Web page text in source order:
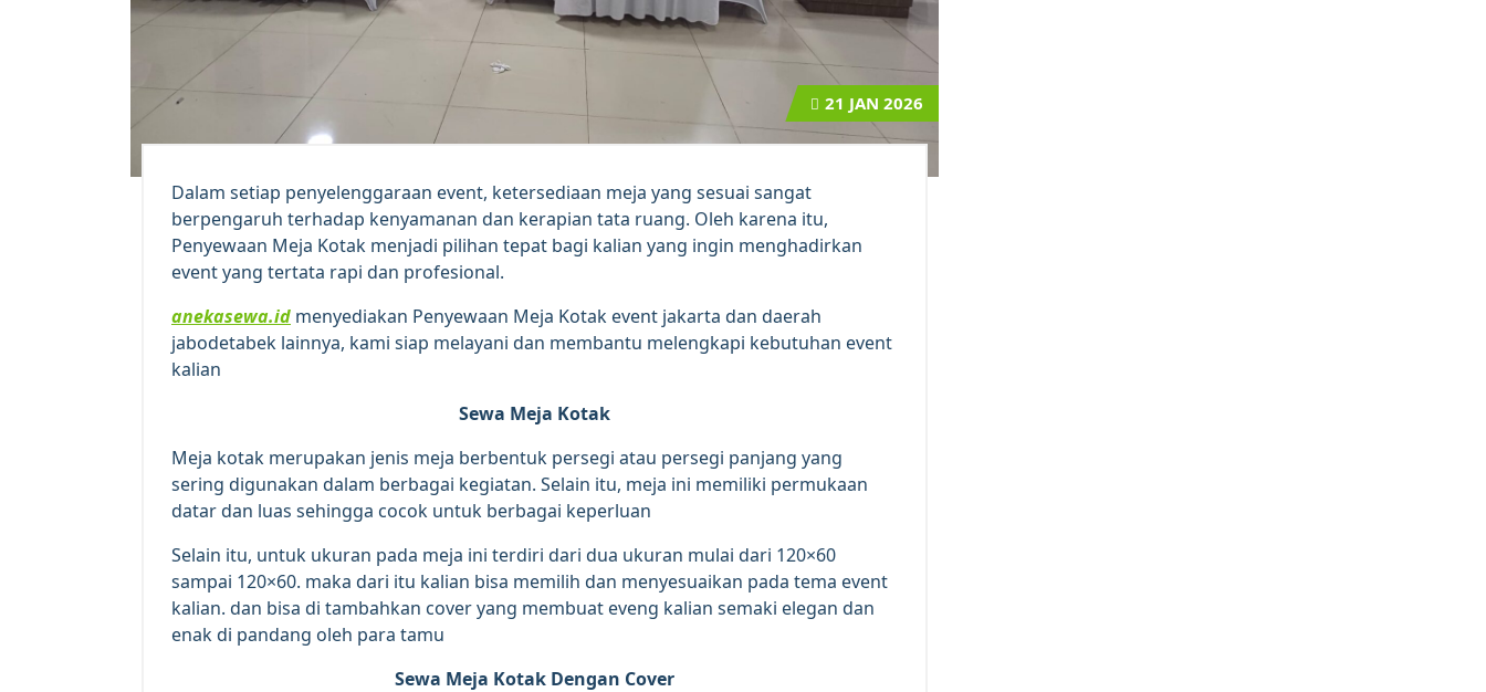
Dalam setiap penyelenggaraan event, ketersediaan meja yang sesuai sangat
berpengaruh terhadap kenyamanan dan kerapian tata ruang. Oleh karena itu,
Penyewaan Meja Kotak menjadi pilihan tepat bagi kalian yang ingin menghadirkan
event yang tertata rapi dan profesional.
anekasewa.id menyediakan Penyewaan Meja Kotak event jakarta dan daerah
jabodetabek lainnya, kami siap melayani dan membantu melengkapi kebutuhan event
kalian
Sewa Meja Kotak
Meja kotak merupakan jenis meja berbentuk persegi atau persegi panjang yang
sering digunakan dalam berbagai kegiatan. Selain itu, meja ini memiliki permukaan
datar dan luas sehingga cocok untuk berbagai keperluan
Selain itu, untuk ukuran pada meja ini terdiri dari dua ukuran mulai dari 120×60
sampai 120×60. maka dari itu kalian bisa memilih dan menyesuaikan pada tema event
kalian. dan bisa di tambahkan cover yang membuat eveng kalian semaki elegan dan
enak di pandang oleh para tamu
Sewa Meja Kotak Dengan Cover
21 JAN 2026